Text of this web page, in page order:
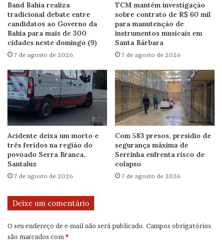
Band Bahia realiza
tradicional debate entre
candidatos ao Governo da
Bahia para mais de 300
cidades neste domingo (9)
7 de agosto de 2026
TCM mantém investigação
sobre contrato de R$ 60 mil
para manutenção de
instrumentos musicais em
Santa Bárbara
7 de agosto de 2026
Acidente deixa um morto e
três feridos na região do
povoado Serra Branca,
Santaluz
7 de agosto de 2026
Com 583 presos, presídio de
segurança máxima de
Serrinha enfrenta risco de
colapso
7 de agosto de 2026
Deixe um comentário
O seu endereço de e-mail não será publicado. Campos obrigatórios
são marcados com *